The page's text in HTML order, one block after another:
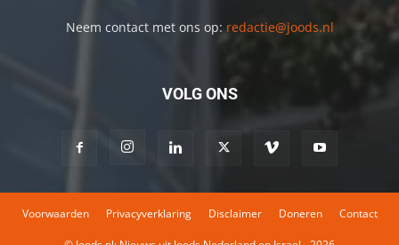
Neem contact met ons op: redactie@joods.nl
VOLG ONS
Voorwaarden Privacyverklaring Disclaimer Doneren Contact